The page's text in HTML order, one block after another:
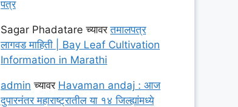
पत्र
Sagar Phadatare च्यावरतमालपत्र
लागवड माहिती | Bay Leaf Cultivation
Information in Marathi
admin च्यावर Havaman andaj : आज
दुपारनंतर महाराष्ट्रातील या १४ जिल्ह्यांमध्ये